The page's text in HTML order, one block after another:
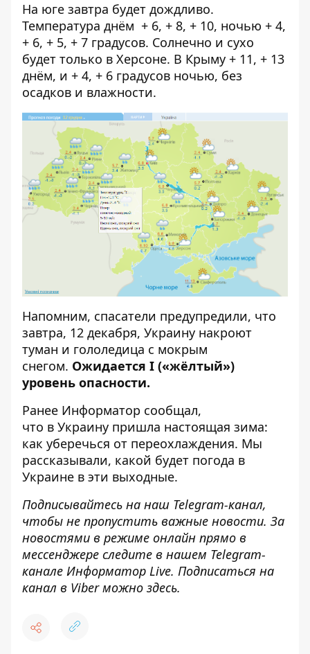
На юге завтра будет дождливо.
Температура днём + 6, + 8, + 10, ночью + 4,
+ 6, + 5, + 7 градусов. Солнечно и сухо
будет только в Херсоне. В Крыму + 11, + 13
днём, и + 4, + 6 градусов ночью, без
осадков и влажности.
Напомним, спасатели предупредили, что
завтра, 12 декабря, Украину накроют
туман и гололедица с мокрым
снегом. Ожидается I («жёлтый»)
уровень опасности.
Ранее Информатор сообщал,
что в Украину пришла настоящая зима:
как уберечься от переохлаждения. Мы
рассказывали, какой будет погода в
Украине в эти выходные.
Подписывайтесь на наш Telegram-канал,
чтобы не пропустить важные новости. За
новостями в режиме онлайн прямо в
мессенджере следите в нашем Telegram-
канале Информатор Live. Подписаться на
канал в Viber можно здесь.